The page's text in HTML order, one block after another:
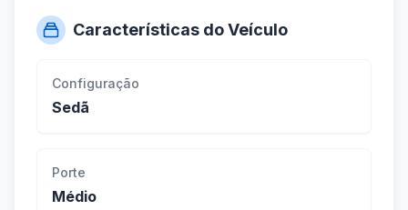
Características do Veículo
Configuração
Sedã
Porte
Médio